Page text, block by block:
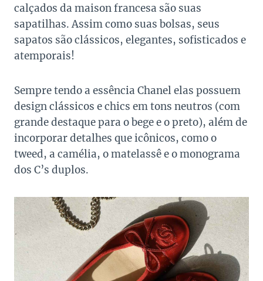
calçados da maison francesa são suas
sapatilhas. Assim como suas bolsas, seus
sapatos são clássicos, elegantes, sofisticados e
atemporais!
Sempre tendo a essência Chanel elas possuem
design clássicos e chics em tons neutros (com
grande destaque para o bege e o preto), além de
incorporar detalhes que icônicos, como o
tweed, a camélia, o matelassê e o monograma
dos C’s duplos.